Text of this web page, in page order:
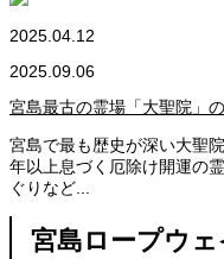
2025.04.12
2025.09.06
宮島最古の霊場「大聖院」
宮島で最も歴史が深い大聖
年以上息づく厄除け開運の
ぐりなど...
宮島ロープウ